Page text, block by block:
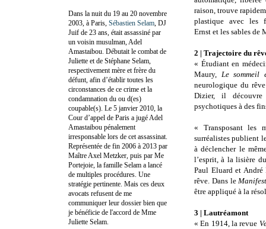
raison, trouve
plastique avec les
Ernst et les sables de
2 | Trajectoire du
« Étudiant en
Maury, Le sommeil
neurologique du
Dizier, il découvre
psychotiques à des
« Transposant les
surréalistes publient
à déclencher le
l’esprit, à la lisière
Paul Eluard et
rêve. Dans le
être appliqué à la
3 | Lautréamont
« En 1914, la revue
Dans la nuit du 19 au 20 novembre
2003, à Paris, Sébastien Selam , DJ
Juif de 23 ans, était assassiné par
un voisin musulman, Adel
Amastaibou. Débutait le combat de
Juliette et de Stéphane Selam,
respectivement mère et frère du
défunt, afin d’établir toutes les
circonstances de ce crime et la
condamnation du ou d(es)
coupable(s). Le 5 janvier 2010, la
Cour d’appel de Paris a jugé Adel
Amastaibou pénalement
irresponsable lors de cet assassinat.
Représentée de fin 2006 à 2013 par
Maître Axel Metzker, puis par Me
Portejoie, la famille Selam a lancé
de multiples procédures. Une
stratégie pertinente. Mais ces deux
avocats refusent de me
communiquer leur dossier bien que
je bénéficie de l'accord de Mme
Juliette Selam.